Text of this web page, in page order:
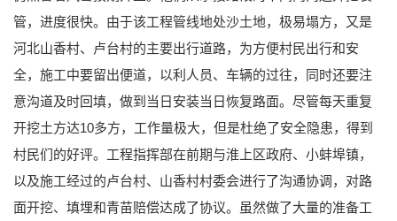
管，进度很快。由于该工程管线地处沙土地，极易塌方，又是
河北山香村、卢台村的主要出行道路，为方便村民出行和安
全，施工中要留出便道，以利人员、车辆的过往，同时还要注
意沟道及时回填，做到当日安装当日恢复路面。尽管每天重复
开挖土方达10多方，工作量极大，但是杜绝了安全隐患，得到
村民们的好评。工程指挥部在前期与淮上区政府、小蚌埠镇，
以及施工经过的卢台村、山香村村委会进行了沟通协调，对路
面开挖、填埋和青苗赔偿达成了协议。虽然做了大量的准备工